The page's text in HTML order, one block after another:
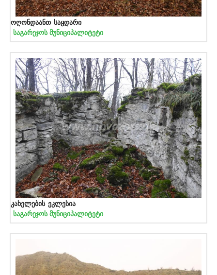
ოღონდაანთ საყდარი
საგარეჯოს მუნიციპალიტეტი
კახელების ეკლესია
საგარეჯოს მუნიციპალიტეტი